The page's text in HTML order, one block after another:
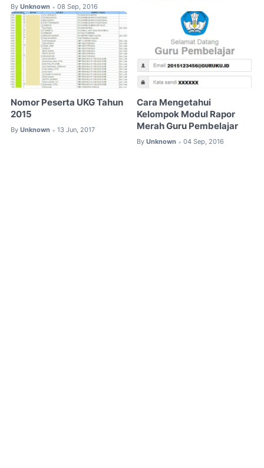
By Unknown • 08 Sep, 2016
Nomor Peserta UKG Tahun
2015
By Unknown • 13 Jun, 2017
Cara Mengetahui
Kelompok Modul Rapor
Merah Guru Pembelajar
By Unknown • 04 Sep, 2016